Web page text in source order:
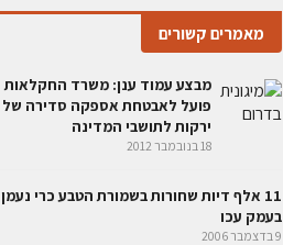
מאמרים קשורים
מבצע עמוד ענן: משרד החקלאות
פועל לאבטחת אספקה סדירה של
ירקות לתושבי המדינה
18 בנובמבר 2012
11 אלף דיות שחורות בשמורת הטבע כרי נעמן
בעמק עכו
9 בדצמבר 2006